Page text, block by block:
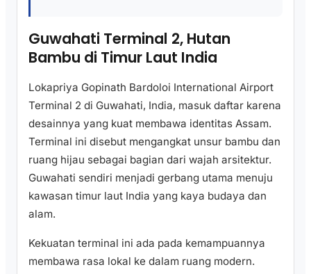
Guwahati Terminal 2, Hutan
Bambu di Timur Laut India
Lokapriya Gopinath Bardoloi International Airport
Terminal 2 di Guwahati, India, masuk daftar karena
desainnya yang kuat membawa identitas Assam.
Terminal ini disebut mengangkat unsur bambu dan
ruang hijau sebagai bagian dari wajah arsitektur.
Guwahati sendiri menjadi gerbang utama menuju
kawasan timur laut India yang kaya budaya dan
alam.
Kekuatan terminal ini ada pada kemampuannya
membawa rasa lokal ke dalam ruang modern.